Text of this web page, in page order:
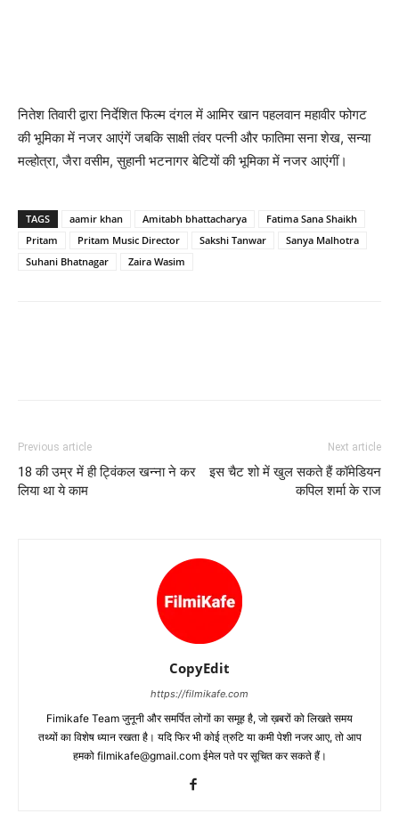
नितेश तिवारी द्वारा निर्देशित फिल्‍म दंगल में आमिर खान पहलवान महावीर फोगट
की भूमिका में नजर आएंगें जबकि साक्षी तंवर पत्‍नी और फातिमा सना शेख, सन्‍या
मल्‍होत्रा, जैरा वसीम, सुहानी भटनागर बेटियों की भूमिका में नजर आएंगीं।
TAGS aamir khan Amitabh bhattacharya
Fatima Sana Shaikh
Pritam
Pritam Music Director Sakshi Tanwar
Sanya Malhotra
Suhani Bhatnagar
Zaira Wasim
Previous article
18 की उम्र में ही ट्विंकल खन्‍ना ने कर
लिया था ये काम
Next article
इस चैट शो में खुल सकते हैं कॉमेडियन
कपिल शर्मा के राज
CopyEdit
https://filmikafe.com
Fimikafe Team जुनूनी और समर्पित लोगों का समूह है, जो ख़बरों को लिखते समय
तथ्‍यों का विशेष ध्‍यान रखता है। यदि फिर भी कोई त्रुटि या कमी पेशी नजर आए, तो आप
हमको filmikafe@gmail.com ईमेल पते पर सूचित कर सकते हैं।